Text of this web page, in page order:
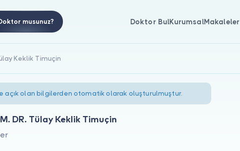
musunuz? Doktor BulKurumsalMakaleler
Keklik Timuçin
açık olan bilgilerden otomatik olarak oluşturulmuştur.
DR. Tülay Keklik Timuçin